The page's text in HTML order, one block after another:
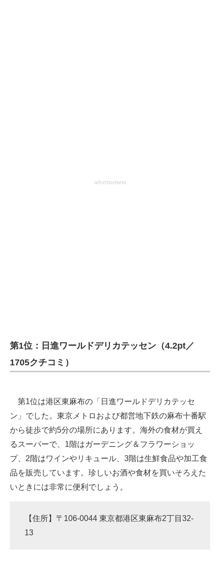
advertisement
第1位：日進ワールドデリカテッセン（4.2pt／
1705クチコミ）
第1位は港区東麻布の「日進ワールドデリカテッセ
ン」でした。東京メトロおよび都営地下鉄の麻布十番駅
から徒歩で約5分の場所にあります。海外の食材が買え
るスーパーで、1階はガーデニング＆フラワーショッ
プ、2階はワインやリキュール、3階は生鮮食品や加工食
品を販売しています。珍しいお酒や食材を買いそろえた
いときには非常に便利でしょう。
【住所】〒106-0044 東京都港区東麻布2丁目32-
13